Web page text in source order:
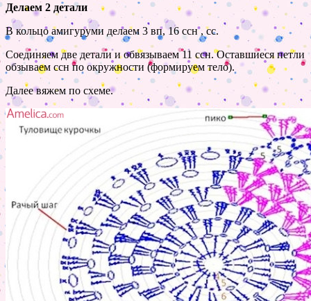
Делаем 2 детали
В кольцо амигуруми делаем 3 вп, 16 ссн , сс.
Соединяем две детали и обвязываем 11 ссн. Оставшиеся петли
обзываем ссн по окружности (формируем тело).
Далее вяжем по схеме.